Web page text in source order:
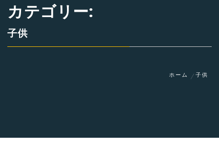
ー
カテゴリー:
子供
ホーム 子供